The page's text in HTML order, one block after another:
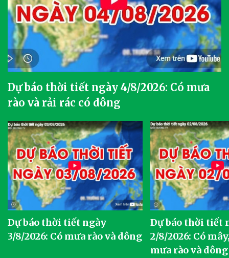
Dự báo thời tiết ngày 4/8/2026: Có mưa
rào và rải rác có dông
Dự báo thời tiết ngày
3/8/2026: Có mưa rào và dông
Dự báo thời tiết
2/8/2026: Có
mưa rào và dông